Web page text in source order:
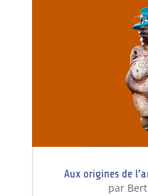
Aux origines de
par